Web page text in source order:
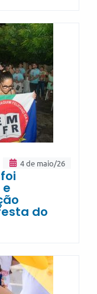
4 de maio/26
do